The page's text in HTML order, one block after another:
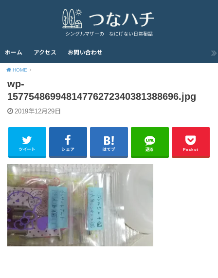
シングルマザーの なにげない日常秘話
ホーム アクセス お問い合わせ
HOME
wp-
15775486994814776272340381388696.jpg
2019年12月29日
ツイート シェア はてブ 送る Pocket